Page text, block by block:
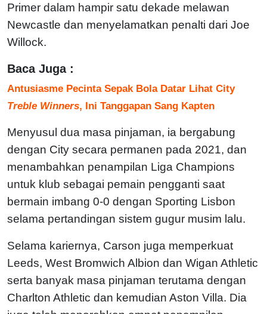
Primer dalam hampir satu dekade melawan
Newcastle dan menyelamatkan penalti dari Joe
Willock.
Baca Juga :
Antusiasme Pecinta Sepak Bola Datar Lihat City
Treble Winners, Ini Tanggapan Sang Kapten
Menyusul dua masa pinjaman, ia bergabung
dengan City secara permanen pada 2021, dan
menambahkan penampilan Liga Champions
untuk klub sebagai pemain pengganti saat
bermain imbang 0-0 dengan Sporting Lisbon
selama pertandingan sistem gugur musim lalu.
Selama kariernya, Carson juga memperkuat
Leeds, West Bromwich Albion dan Wigan Athletic
serta banyak masa pinjaman terutama dengan
Charlton Athletic dan kemudian Aston Villa. Dia